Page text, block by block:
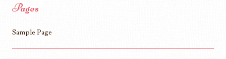
Pages
Sample Page